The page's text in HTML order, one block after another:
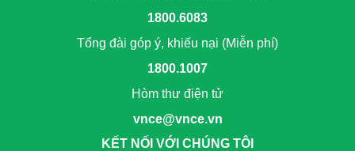
1800.6083
Tổng đài góp ý, khiếu nại (Miễn phí)
1800.1007
Hòm thư điện tử
vnce@vnce.vn
KẾT NỐI VỚI CHÚNG TÔI